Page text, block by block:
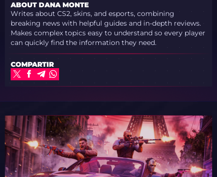
ABOUT DANA MONTE
Writes about CS2, skins, and esports, combining
breaking news with helpful guides and in-depth reviews.
Makes complex topics easy to understand so every player
can quickly find the information they need.
COMPARTIR